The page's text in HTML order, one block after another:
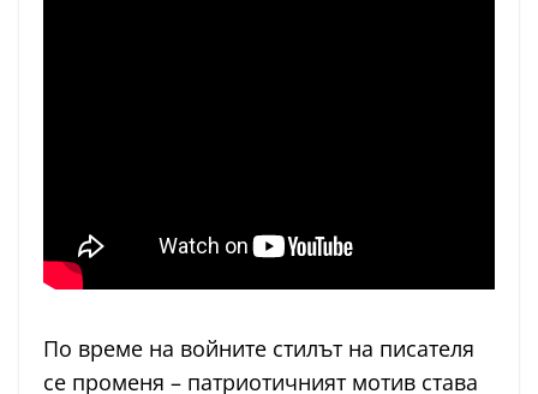
По време на войните стилът на писателя
се променя – патриотичният мотив става